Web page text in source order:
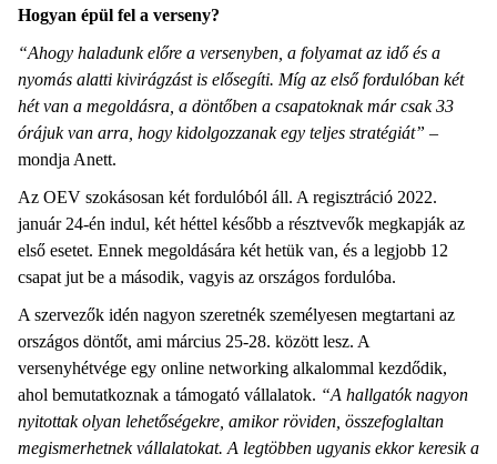
Hogyan épül fel a verseny?
“Ahogy haladunk előre a versenyben, a folyamat az idő és a
nyomás alatti kivirágzást is elősegíti. Míg az első fordulóban két
hét van a megoldásra, a döntőben a csapatoknak már csak 33
órájuk van arra, hogy kidolgozzanak egy teljes stratégiát” –
mondja Anett.
Az OEV szokásosan két fordulóból áll. A regisztráció 2022.
január 24-én indul, két héttel később a résztvevők megkapják az
első esetet. Ennek megoldására két hetük van, és a legjobb 12
csapat jut be a második, vagyis az országos fordulóba.
A szervezők idén nagyon szeretnék személyesen megtartani az
országos döntőt, ami március 25-28. között lesz. A
versenyhétvége egy online networking alkalommal kezdődik,
ahol bemutatkoznak a támogató vállalatok. “A hallgatók nagyon
nyitottak olyan lehetőségekre, amikor röviden, összefoglaltan
megismerhetnek vállalatokat. A legtöbben ugyanis ekkor keresik a